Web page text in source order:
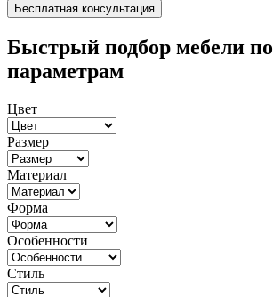
Быстрый подбор мебели по
параметрам
Цвет
Размер
Материал
Форма
Особенности
Стиль